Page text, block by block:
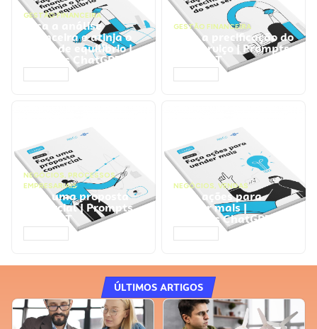
GESTÃO FINANCEIRA
Faça a análise
financeira e atinja o
ponto de equilíbrio |
Prompts ChatGPT
GESTÃO FINANCEIRA
Faça a precificação do
seu serviço | Prompts
ChatGPT
NEGÓCIOS, PROCESSOS
EMPRESARIAIS
Faça uma proposta
comercial | Prompts
ChatGPT
NEGÓCIOS, VENDAS
Faça ações para
vender mais |
Prompts ChatGPT
ÚLTIMOS ARTIGOS